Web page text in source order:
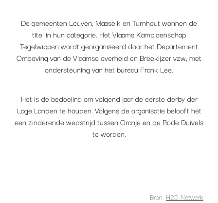
De gemeenten Leuven, Maaseik en Turnhout wonnen de
titel in hun categorie. Het Vlaams Kampioenschap
Tegelwippen wordt georganiseerd door het Departement
Omgeving van de Vlaamse overheid en Breekijzer vzw, met
ondersteuning van het bureau Frank Lee.
Het is de bedoeling om volgend jaar de eerste derby der
Lage Landen te houden. Volgens de organisatie belooft het
een zinderende wedstrijd tussen Oranje en de Rode Duivels
te worden.
Bron: H2O Netwerk